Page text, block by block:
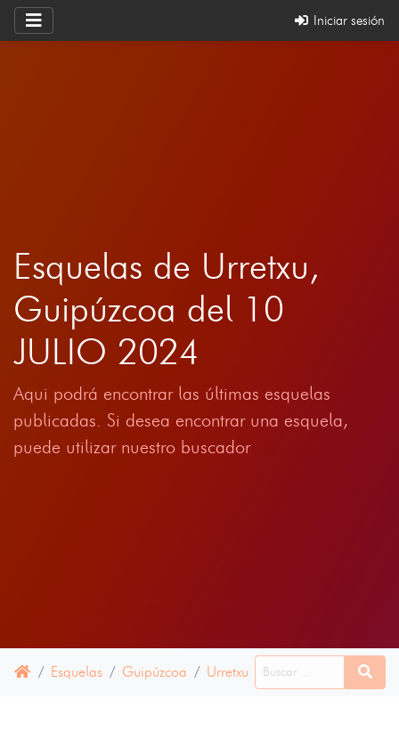
Iniciar sesión
Esquelas de Urretxu,
Guipúzcoa del 10
JULIO 2024
Aqui podrá encontrar las últimas esquelas
publicadas. Si desea encontrar una esquela,
puede utilizar nuestro buscador
Esquelas Guipúzcoa Urretxu 10 JULIO 2024